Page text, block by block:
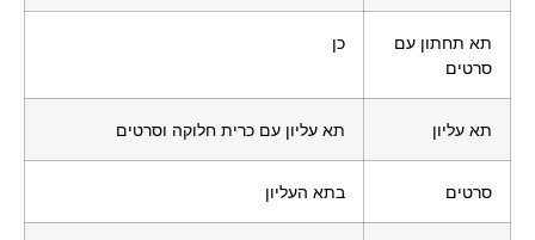
תא תחתון עם
סרטים
כן
תא עליון תא עליון עם כרית חלוקה וסרטים
סרטים בתא העליון